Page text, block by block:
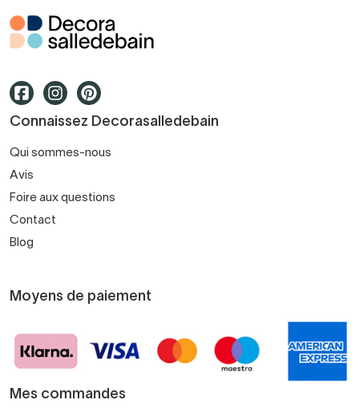
Connaissez Decorasalledebain
Qui sommes-nous
Avis
Foire aux questions
Contact
Blog
Moyens de paiement
Mes commandes